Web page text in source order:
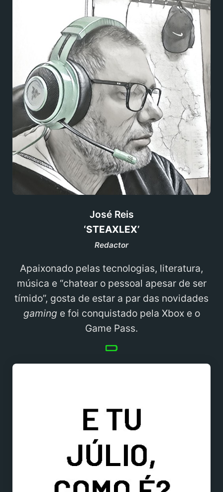
José Reis
‘STEAXLEX’
Redactor
Apaixonado pelas tecnologias, literatura,
música e “chatear o pessoal apesar de ser
tímido”, gosta de estar a par das novidades
gaming e foi conquistado pela Xbox e o
Game Pass.